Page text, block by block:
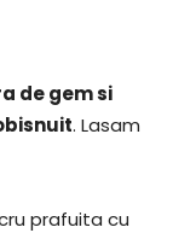
de gem si
. Lasam
prafuita cu